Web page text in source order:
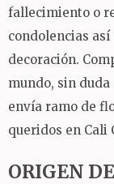
fallecimiento o
condolencias
decoración.
mundo, sin
envía ramo de
queridos en Cali
ORIGEN